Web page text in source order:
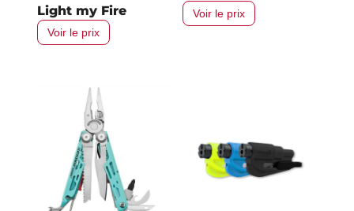
Light my Fire
Voir le prix
Voir le prix